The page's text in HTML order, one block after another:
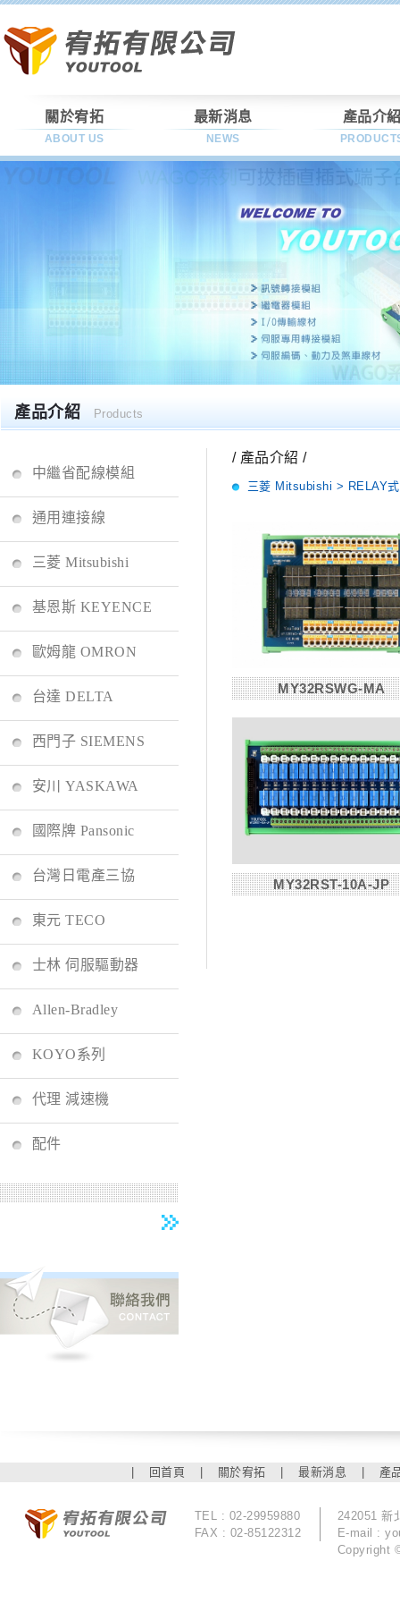
關於宥拓
ABOUT US
最新消息
NEWS
產品介
產品介紹 Products
中繼省配線模組
通用連接線
三菱 Mitsubishi
基恩斯 KEYENCE
歐姆龍 OMRON
台達 DELTA
西門子 SIEMENS
安川 YASKAWA
國際牌 Pansonic
台灣日電產三協
東元 TECO
士林 伺服驅動器
Allen-Bradley
KOYO系列
代理 減速機
配件
/ 產品介紹 /
三菱 Mitsubishi > RELAY
MY32RSWG-MA
MY32RST-10A-JP
回首頁 關於宥拓 最新消息 產
TEL : 02-29959880
FAX : 02-85122312
242051 新
E-mail :
Copyright